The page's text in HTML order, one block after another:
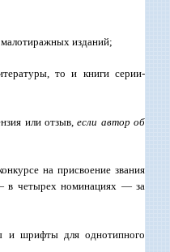
изданий;
то и книги серии-
или отзыв,если автор об
на присвоение звания
в четырех номинациях — за
и шрифты для однотипного